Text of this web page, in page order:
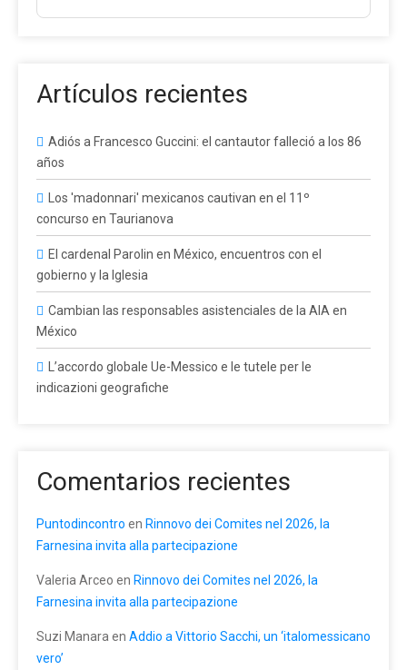
Artículos recientes
Adiós a Francesco Guccini: el cantautor falleció a los 86
años
Los 'madonnari' mexicanos cautivan en el 11º
concurso en Taurianova
El cardenal Parolin en México, encuentros con el
gobierno y la Iglesia
Cambian las responsables asistenciales de la AIA en
México
L’accordo globale Ue-Messico e le tutele per le
indicazioni geografiche
Comentarios recientes
Puntodincontro en Rinnovo dei Comites nel 2026, la
Farnesina invita alla partecipazione
Valeria Arceo en Rinnovo dei Comites nel 2026, la
Farnesina invita alla partecipazione
Suzi Manara en Addio a Vittorio Sacchi, un ‘italomessicano
vero’